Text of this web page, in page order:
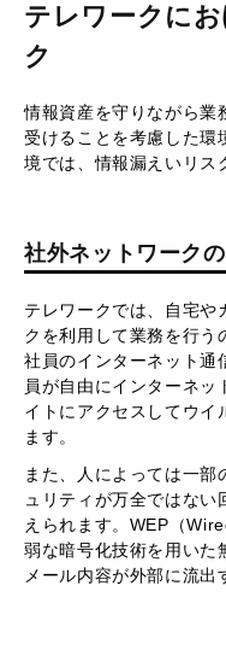
テレワークに
ク
情報資産を守りながら業
受けることを考慮した環
境では、情報漏えいリス
社外ネットワーク
テレワークでは、自宅
クを利用して業務を行う
社員のインターネット通
員が自由にインターネ
イトにアクセスしてウイ
ます。
また、人によっては一
ュリティが万全ではな
えられます。WEP（
弱な暗号化技術を用いた
メール内容が外部に流出